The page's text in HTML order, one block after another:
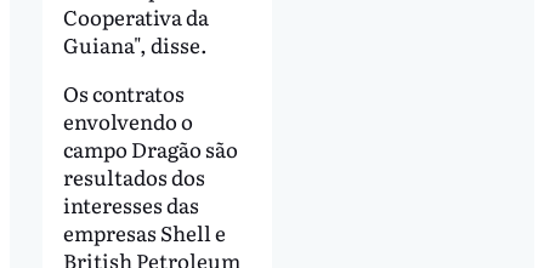
Cooperativa da
Guiana", disse.
Os contratos
envolvendo o
campo Dragão são
resultados dos
interesses das
empresas Shell e
British Petroleum